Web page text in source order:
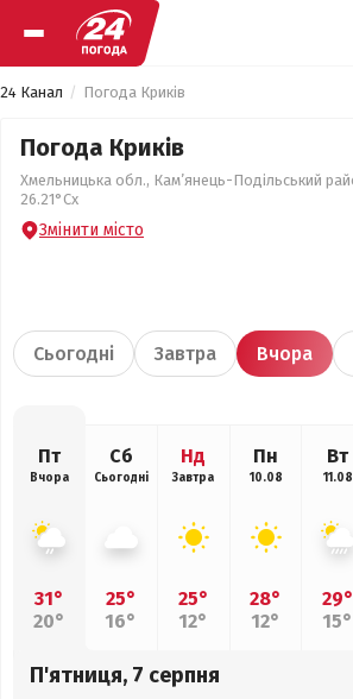
24 Канал Погода Криків
Погода Криків
Хмельницька обл., Кам’янець-Подільський
26.21°Сх
Змінити місто
Сьогодні Завтра Вчора
Пт
Вчора
31°
20°
Сб
Сьогодні
25°
16°
Нд
Завтра
25°
12°
Пн
10.08
28°
12°
Вт
11.08
29°
15°
П'ятниця, 7 серпня